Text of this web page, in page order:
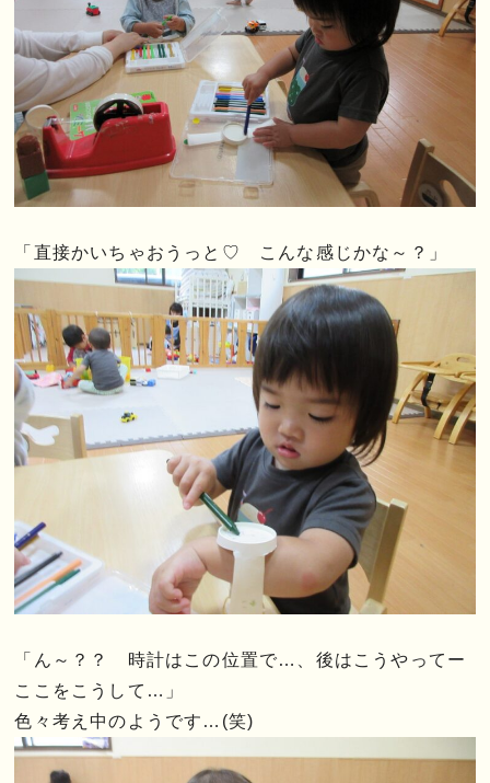
「直接かいちゃおうっと♡ こんな感じかな～？」
「ん～？？ 時計はこの位置で…、後はこうやってー
ここをこうして…」
色々考え中のようです…(笑)